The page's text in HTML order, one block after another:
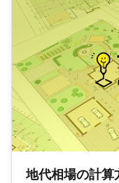
地代相場の計算